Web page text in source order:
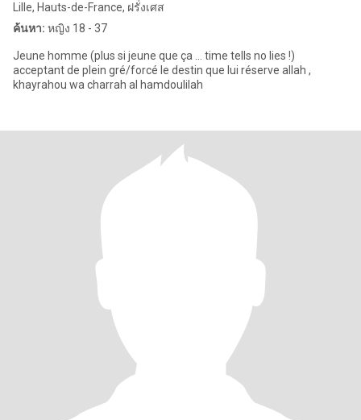
Lille, Hauts-de-France, ฝรั่งเศส
ค้นหา: หญิง 18 - 37
Jeune homme (plus si jeune que ça ... time tells no lies !)
acceptant de plein gré/forcé le destin que lui réserve allah ,
khayrahou wa charrah al hamdoulilah